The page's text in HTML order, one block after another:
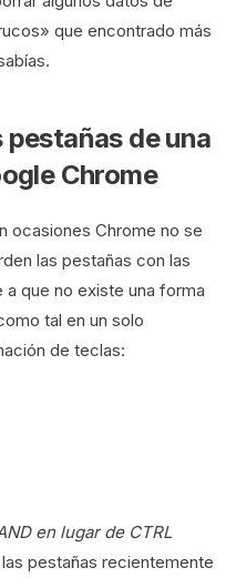
que encontrado más
de una
Chrome
ocasiones Chrome no se
las pestañas con las
que no existe una forma
tal en un solo
de teclas:
en lugar de CTRL
pestañas recientemente